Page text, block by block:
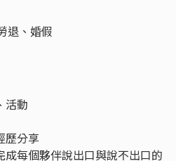
退、婚假
活動
歷分享
每個夥伴說出口與說不出口的